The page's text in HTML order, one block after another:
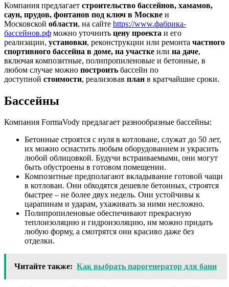
Компания предлагает строительство бассейнов, хамамов,
саун, прудов, фонтанов под ключ в Москве и
Московской области, на сайте https://www.фабрика-
бассейнов.рф можно уточнить цену проекта и его
реализации, установки, реконструкции или ремонта частного
спортивного бассейна в доме, на участке или на даче,
включая композитные, полипропиленовые и бетонные, в
любом случае можно построить бассейн по
доступной стоимости, реализовав план в кратчайшие сроки.
Бассейны
Компания FormaVody предлагает разнообразные бассейны:
Бетонные строятся с нуля в котловане, служат до 50 лет,
их можно оснастить любым оборудованием и украсить
любой облицовкой. Будучи встраиваемыми, они могут
быть обустроены в готовом помещении.
Композитные предполагают вкладывание готовой чащи
в котлован. Они обходятся дешевле бетонных, строятся
быстрее – не более двух недель. Они устойчивы к
царапинам и ударам, ухаживать за ними несложно.
Полипропиленовые обеспечивают прекрасную
теплоизоляцию и гидроизоляцию, им можно придать
любую форму, а смотрятся они красиво даже без
отделки.
Читайте также: Как выбрать парогенератор для бани